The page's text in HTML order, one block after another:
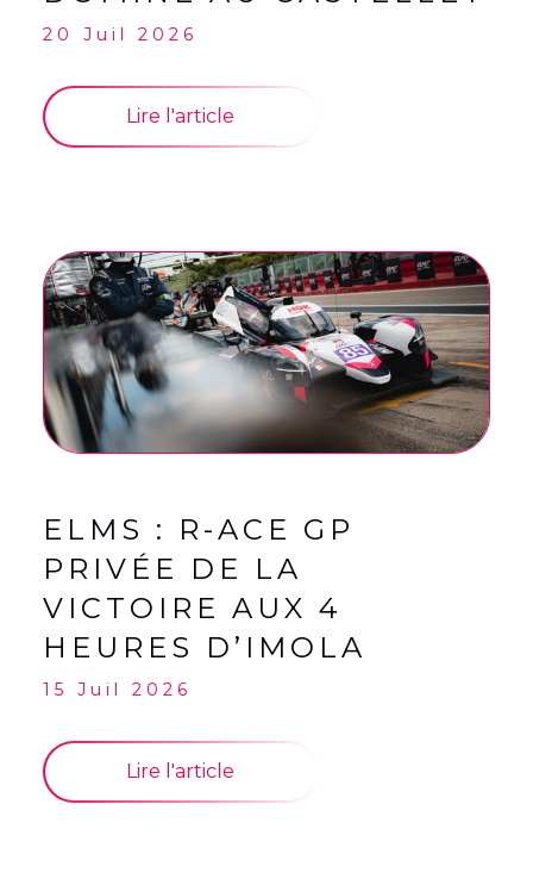
20 Juil 2026
Lire l'article
ELMS : R-ACE GP
PRIVÉE DE LA
VICTOIRE AUX 4
HEURES D’IMOLA
15 Juil 2026
Lire l'article